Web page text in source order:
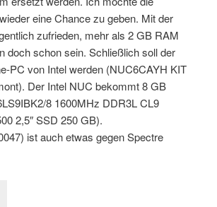
eine Chance zu geben. Mit der
zufrieden, mehr als 2 GB RAM
doch schon sein. Schließlich soll der
PC von Intel werden (NUC6CAYH KIT
Der Intel NUC bekommt 8 GB
8 1600MHz DDR3L CL9
2,5″ SSD 250 GB).
ist auch etwas gegen Spectre